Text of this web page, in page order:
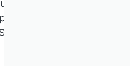
Das System
Generative AI